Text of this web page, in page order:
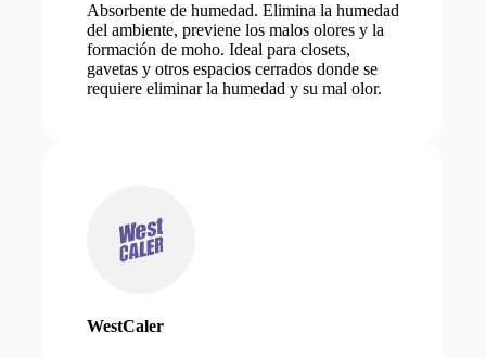
Absorbente de humedad. Elimina la humedad
del ambiente, previene los malos olores y la
formación de moho. Ideal para closets,
gavetas y otros espacios cerrados donde se
requiere eliminar la humedad y su mal olor.
WestCaler